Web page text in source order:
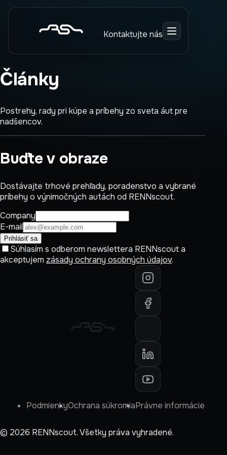
Kontaktujte nás
Články
Postrehy, rady pri kúpe a príbehy zo sveta áut pre
nadšencov.
About Us
RENNscout is a personalized car sourcing service
vehicles without the stress of traditional
dealership shopping. From daily drivers to
specialty and luxury cars, RENNscout streamlines
market insights, and concierge-level support.
Buďte v obraze
Dostávajte trhové prehľady, poradenstvo a vybrané
príbehy o výnimočných autách od RENNscout.
Company
E-mail
Prihlásiť sa
Súhlasím s odberom newslettera RENNscout a
akceptujem zásady ochrany osobných údajov.
PodmienkyOchrana súkromiaPrávne informácie
© 2026 RENNscout.Všetky práva vyhradené.